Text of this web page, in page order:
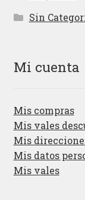
Sin
Mi cuenta
Mis compras
Mis vales
Mis
Mis datos
Mis vales